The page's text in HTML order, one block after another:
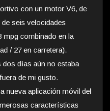
con un motor V6, de
seis velocidades
mpg combinado en la
/ 27 en carretera).
días aún no estaba
de mi gusto.
nueva aplicación móvil del
características